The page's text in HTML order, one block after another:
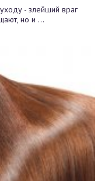
- злейший враг
но и ...